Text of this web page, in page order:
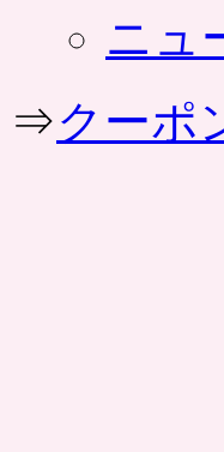
ニュ
⇒クーポ